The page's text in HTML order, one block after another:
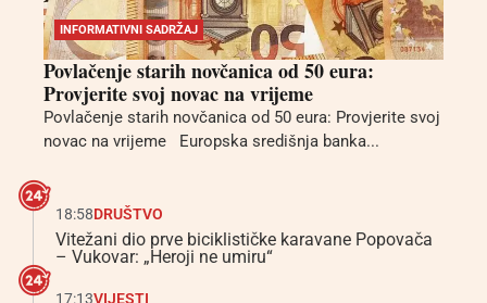
INFORMATIVNI SADRŽAJ
Povlačenje starih novčanica od 50 eura:
Provjerite svoj novac na vrijeme
Povlačenje starih novčanica od 50 eura: Provjerite svoj
novac na vrijeme Europska središnja banka...
18:58DRUŠTVO
Vitežani dio prve biciklističke karavane Popovača
– Vukovar: „Heroji ne umiru“
17:13VIJESTI